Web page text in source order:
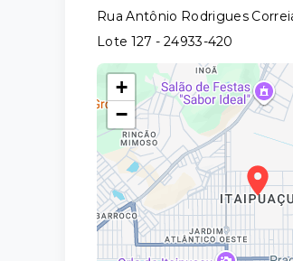
Rua Antônio Rodrigues
Lote 127 - 24933-420
+
−